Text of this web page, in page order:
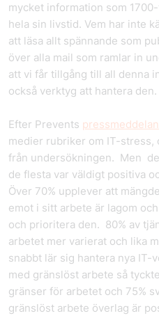
mycket information som
hela sin livstid. Vem har inte
att läsa allt spännande som
över alla mail som ramlar in
att vi får tillgång till all denna
också verktyg att hantera den.
Efter Prevents
medier rubriker om IT-stress,
från undersökningen. Men
de flesta var väldigt positiva
Över 70% upplever att
emot i sitt arbete är lagom
och prioritera den. 80% av
arbetet mer varierat och lika
snabbt lär sig hantera nya IT-
med gränslöst arbete så
gränser för arbetet och 75%
gränslöst arbete överlag är